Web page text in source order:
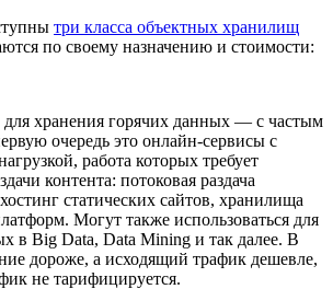
три класса объектных хранилищ
по своему назначению и стоимости:
для хранения горячих данных — с частым
очередь это онлайн-сервисы с
работа которых требует
контента: потоковая раздача
статических сайтов, хранилища
Могут также использоваться для
в Big Data, Data Mining и так далее. В
дороже, а исходящий трафик дешевле,
не тарифицируется.